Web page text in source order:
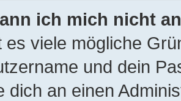
ich mich nicht
es viele mögliche
und dein
dich an einen